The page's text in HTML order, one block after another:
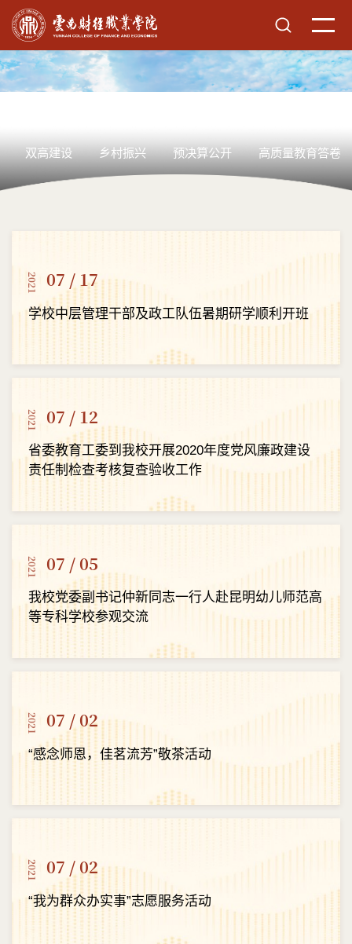
双高建设 乡村振兴 预决算公开 高质量教育答卷
2021 07 / 17
学校中层管理干部及政工队伍暑期研学顺利开班
2021 07 / 12
省委教育工委到我校开展2020年度党风廉政建设
责任制检查考核复查验收工作
2021 07 / 05
我校党委副书记仲新同志一行人赴昆明幼儿师范高
等专科学校参观交流
2021 07 / 02
“感念师恩，佳茗流芳”敬茶活动
2021 07 / 02
“我为群众办实事”志愿服务活动